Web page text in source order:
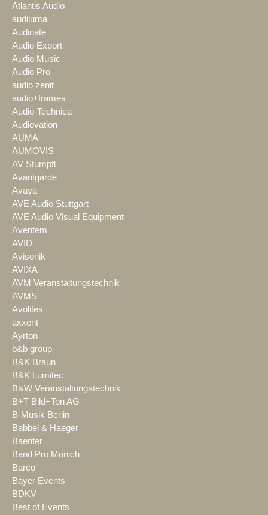
Atlantis Audio
audiluma
Audinate
Audio Export
Audio Music
Audio Pro
audio zenit
audio+frames
Audio-Technica
Audiovation
AUMA
AUMOVIS
AV Stumpfl
Avantgarde
Avaya
AVE Audio Stuttgart
AVE Audio Visual Equipment
Aventem
AVID
Avisonik
AVIXA
AVM Veranstaltungstechnik
AVMS
Avolites
axxent
Ayrton
b&b group
B&K Braun
B&K Lumitec
B&W Veranstaltungstechnik
B+T Bild+Ton AG
B-Musik Berlin
Babbel & Haeger
Baenfer
Band Pro Munich
Barco
Bayer Events
BDKV
Best of Events